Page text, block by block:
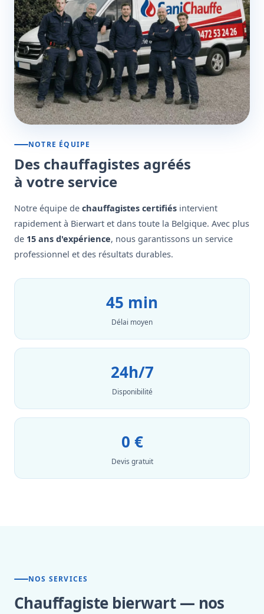
NOTRE ÉQUIPE
Des chauffagistes agréés
à votre service
Notre équipe de chauffagistes certifiés intervient
rapidement à Bierwart et dans toute la Belgique. Avec plus
de 15 ans d'expérience, nous garantissons un service
professionnel et des résultats durables.
45 min
Délai moyen
24h/7
Disponibilité
0 €
Devis gratuit
NOS SERVICES
Chauffagiste bierwart — nos